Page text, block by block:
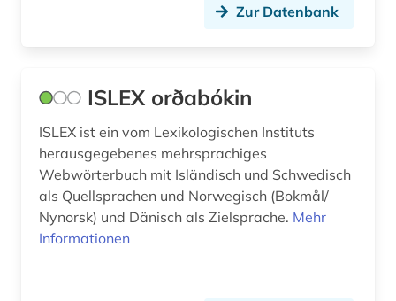
Zur Datenbank
ISLEX orðabókin
ISLEX ist ein vom Lexikologischen Instituts
herausgegebenes mehrsprachiges
Webwörterbuch mit Isländisch und Schwedisch
als Quellsprachen und Norwegisch (Bokmål/
Nynorsk) und Dänisch als Zielsprache. Mehr
Informationen